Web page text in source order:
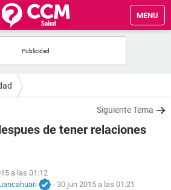
MENU
Siguiente Tema
de tener relaciones
a las 01:12
- 30 jun 2015 a las 01:21